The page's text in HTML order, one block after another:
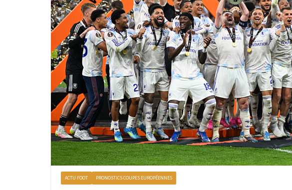
ACTU FOOT PRONOSTICS COUPES EUROPÉENNES